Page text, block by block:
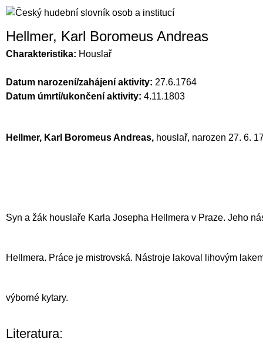
Hellmer, Karl Boromeus Andreas
Charakteristika: Houslař
Datum narození/zahájení aktivity: 27.6.1764
Datum úmrtí/ukončení aktivity: 4.11.1803
Hellmer, Karl Boromeus Andreas, houslař, narozen 27. 6.
Syn a žák houslaře Karla Josepha Hellmera v Praze. Jeho
Hellmera. Práce je mistrovská. Nástroje lakoval lihovým
výborné kytary.
Literatura: